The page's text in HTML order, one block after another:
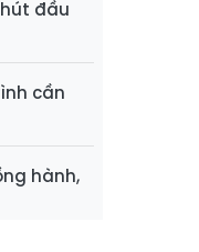
đầu
cần
hành,